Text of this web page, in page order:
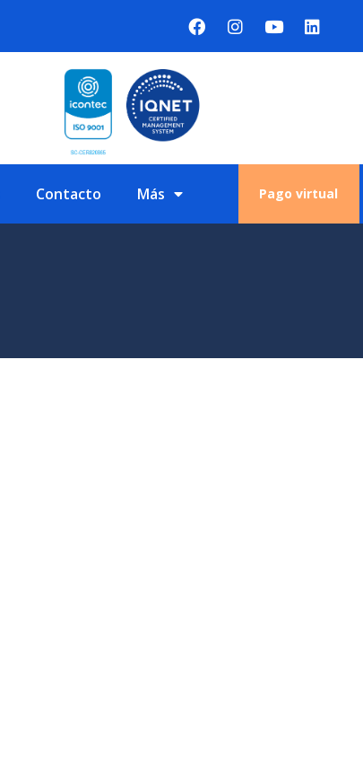
Contacto Más Pago virtual